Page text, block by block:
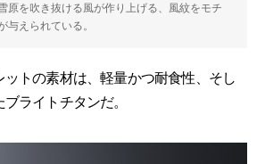
原を吹き抜ける風が作り上げる、風紋をモチ
与えられている。
トの素材は、軽量かつ耐食性、そし
ライトチタンだ。